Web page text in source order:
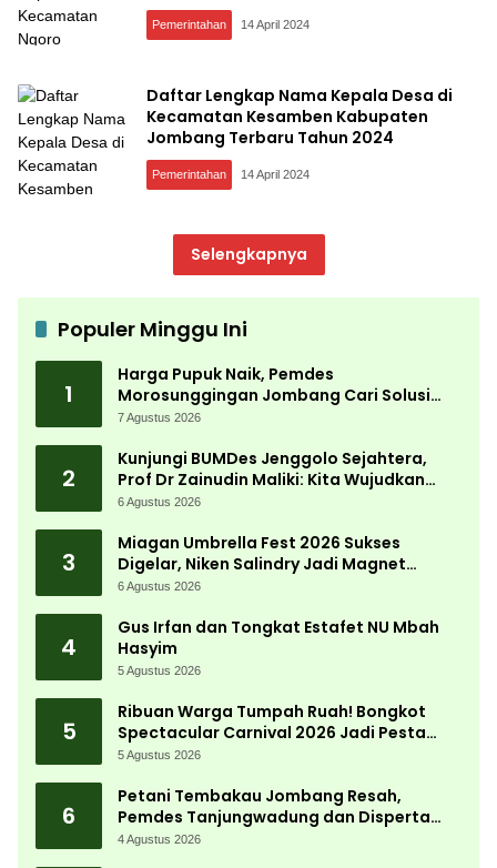
Pemerintahan 14 April 2024
Daftar Lengkap Nama Kepala Desa di
Kecamatan Kesamben Kabupaten
Jombang Terbaru Tahun 2024
Pemerintahan 14 April 2024
Selengkapnya
Populer Minggu Ini
1
Harga Pupuk Naik, Pemdes
Morosunggingan Jombang Cari Solusi
Lewat Kajian Akademik
7 Agustus 2026
2
Kunjungi BUMDes Jenggolo Sejahtera,
Prof Dr Zainudin Maliki: Kita Wujudkan
Kemandirian Ekonomi dengan Potensi
6 Agustus 2026
3
Miagan Umbrella Fest 2026 Sukses
Digelar, Niken Salindry Jadi Magnet
Ribuan Pengunjung
6 Agustus 2026
4
Gus Irfan dan Tongkat Estafet NU Mbah
Hasyim
5 Agustus 2026
5
Ribuan Warga Tumpah Ruah! Bongkot
Spectacular Carnival 2026 Jadi Pesta
Kemerdekaan Terbesar di Peterongan
5 Agustus 2026
6
Petani Tembakau Jombang Resah,
Pemdes Tanjungwadung dan Disperta
Bergerak Cepat
4 Agustus 2026